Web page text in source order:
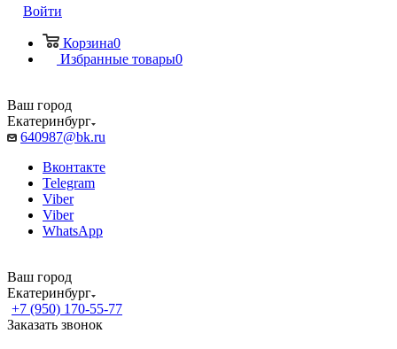
Войти
Корзина0
Избранные товары0
Ваш город
Екатеринбург
640987@bk.ru
Вконтакте
Telegram
Viber
Viber
WhatsApp
Ваш город
Екатеринбург
+7 (950) 170-55-77
Заказать звонок